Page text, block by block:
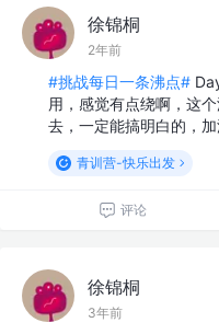
徐锦桐
2年前
#挑战每日一条沸点#
用，感觉有点绕啊，这
去，一定能搞明白的，加
青训营-快乐出发
评论
徐锦桐
3年前